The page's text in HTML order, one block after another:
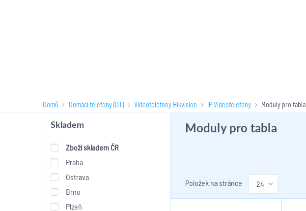
Domů Domácí telefony (DT) Videotelefony Hikvision IP Videotelefony Moduly pro tabla
Skladem
Zboží skladem ČR
Praha
Ostrava
Brno
Plzeň
Moduly pro tabla
Položek na stránce